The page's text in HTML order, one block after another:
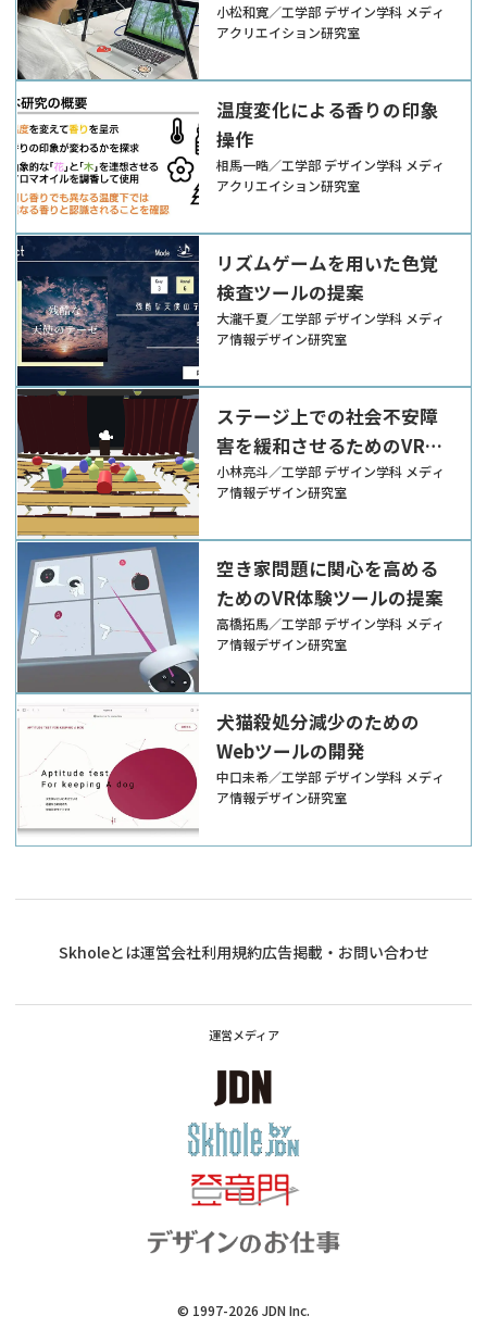
小松和寛／工学部 デザイン学科 メディ
アクリエイション研究室
温度変化による香りの印象
操作
相馬一晧／工学部 デザイン学科 メディ
アクリエイション研究室
リズムゲームを用いた色覚
検査ツールの提案
大瀧千夏／工学部 デザイン学科 メディ
ア情報デザイン研究室
ステージ上での社会不安障
害を緩和させるためのVRツ
ールの提案
小林亮斗／工学部 デザイン学科 メディ
ア情報デザイン研究室
空き家問題に関心を高める
ためのVR体験ツールの提案
高橋拓馬／工学部 デザイン学科 メディ
ア情報デザイン研究室
犬猫殺処分減少のための
Webツールの開発
中口未希／工学部 デザイン学科 メディ
ア情報デザイン研究室
Skholeとは運営会社利用規約広告掲載・お問い合わせ
運営メディア
© 1997-2026 JDN Inc.